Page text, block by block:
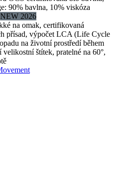
90% bavlna, 10% viskóza
NEW 2026
na omak, certifikovaná
přísad, výpočet LCA (Life Cycle
na životní prostředí během
štítek, pratelné na 60°,